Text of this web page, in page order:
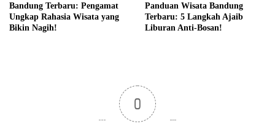
Bandung Terbaru: Pengamat
Ungkap Rahasia Wisata yang
Bikin Nagih!
Panduan Wisata Bandung
Terbaru: 5 Langkah Ajaib
Liburan Anti-Bosan!
0